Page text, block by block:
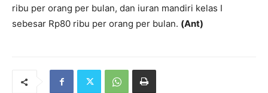
ribu per orang per bulan, dan iuran mandiri kelas I
sebesar Rp80 ribu per orang per bulan. (Ant)